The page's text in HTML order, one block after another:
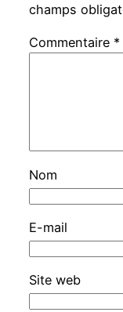
champs
Commentaire *
Nom
E-mail
Site web